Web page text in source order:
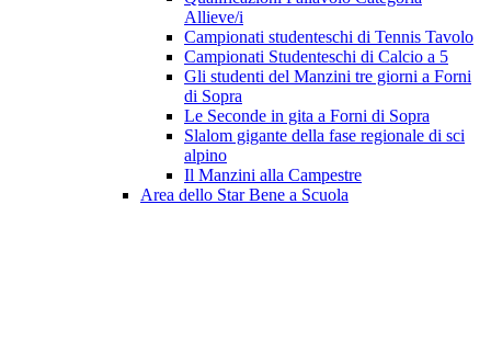
Allieve/i
Campionati studenteschi di Tennis Tavolo
Campionati Studenteschi di Calcio a 5
Gli studenti del Manzini tre giorni a Forni
di Sopra
Le Seconde in gita a Forni di Sopra
Slalom gigante della fase regionale di sci
alpino
Il Manzini alla Campestre
Area dello Star Bene a Scuola